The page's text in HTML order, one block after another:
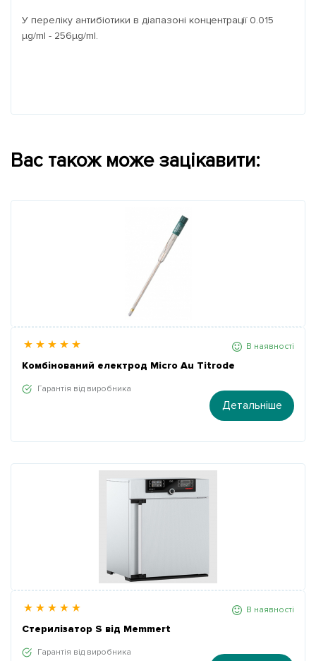
Вас також може зацікавити:
В наявності
Комбінований електрод Micro Au Titrode
Гарантія від виробника
Детальніше
В наявності
Стерилізатор S від Memmert
Гарантія від виробника
У переліку антибіотики в діапазоні концентрації 0.015
μg/ml - 256μg/ml.